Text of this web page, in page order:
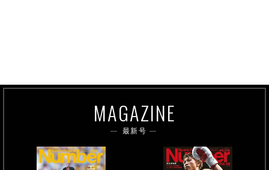
MAGAZINE
最新号